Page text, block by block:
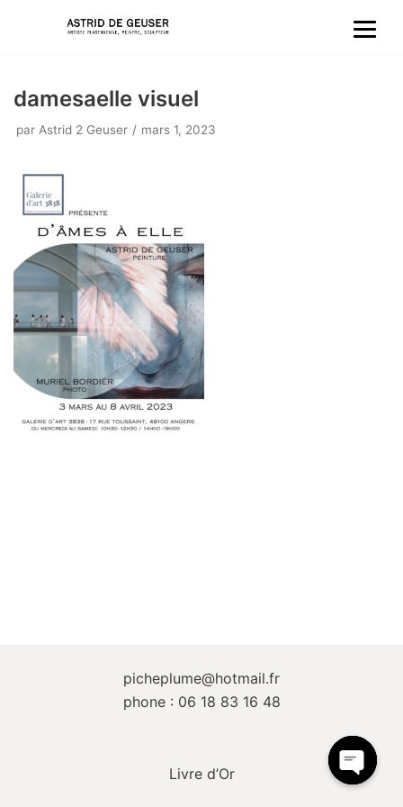
contenu
damesaelle visuel
par Astrid 2 Geuser mars 1, 2023
picheplume@hotmail.fr
phone : 06 18 83 16 48
Livre d’Or